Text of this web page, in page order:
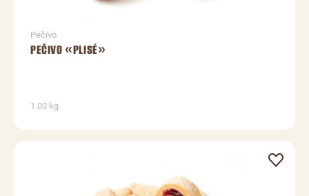
Pečivo
PEČIVO «PLISÉ»
1.00 kg